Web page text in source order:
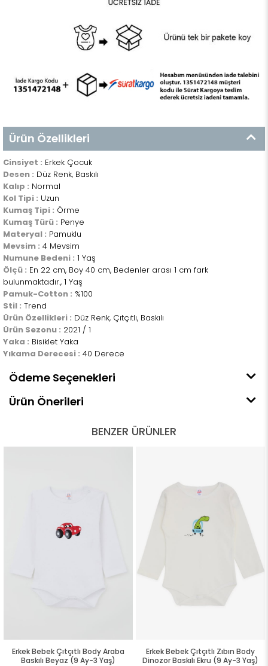
Ürün Özellikleri
Cinsiyet : Erkek Çocuk
Desen : Düz Renk, Baskılı
Kalıp : Normal
Kol Tipi : Uzun
Kumaş Tipi : Örme
Kumaş Türü : Penye
Materyal : Pamuklu
Mevsim : 4 Mevsim
Numune Bedeni : 1 Yaş
Ölçü : En 22 cm, Boy 40 cm, Bedenler arası 1 cm fark
bulunmaktadır., 1 Yaş
Pamuk-Cotton : %100
Stil : Trend
Ürün Özellikleri : Düz Renk, Çıtçıtlı, Baskılı
Ürün Sezonu : 2021 / 1
Yaka : Bisiklet Yaka
Yıkama Derecesi : 40 Derece
Ödeme Seçenekleri
Ürün Önerileri
BENZER ÜRÜNLER
Erkek Bebek Çıtçıtlı Body Araba
Baskılı Beyaz (9 Ay-3 Yaş)
Erkek Bebek Çıtçıtlı Zıbın Body
Dinozor Baskılı Ekru (9 Ay-3 Yaş)